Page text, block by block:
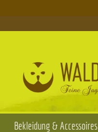
Bekleidung & Accessoires